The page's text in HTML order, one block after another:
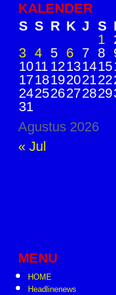
KALENDER
Agustus 2026
S S R K J S
1
3 4 5 6 7 8
1011 12131415
171819202122
242526272829
31
« Jul
MENU
HOME
Headlinenews